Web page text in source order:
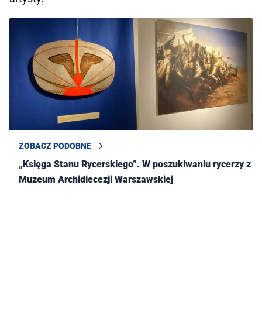
ZOBACZ PODOBNE
„Księga Stanu Rycerskiego”. W poszukiwaniu rycerzy z
Muzeum Archidiecezji Warszawskiej